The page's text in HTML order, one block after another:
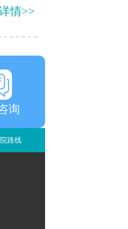
情>>
询
路线